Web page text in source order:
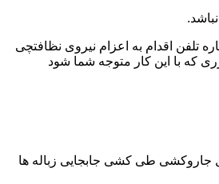
تلفن اقدام به اعزام نیروی نظافتچی
که با این کار متوجه شما شود
جاروکشی طی کشی جابجایی زباله ها